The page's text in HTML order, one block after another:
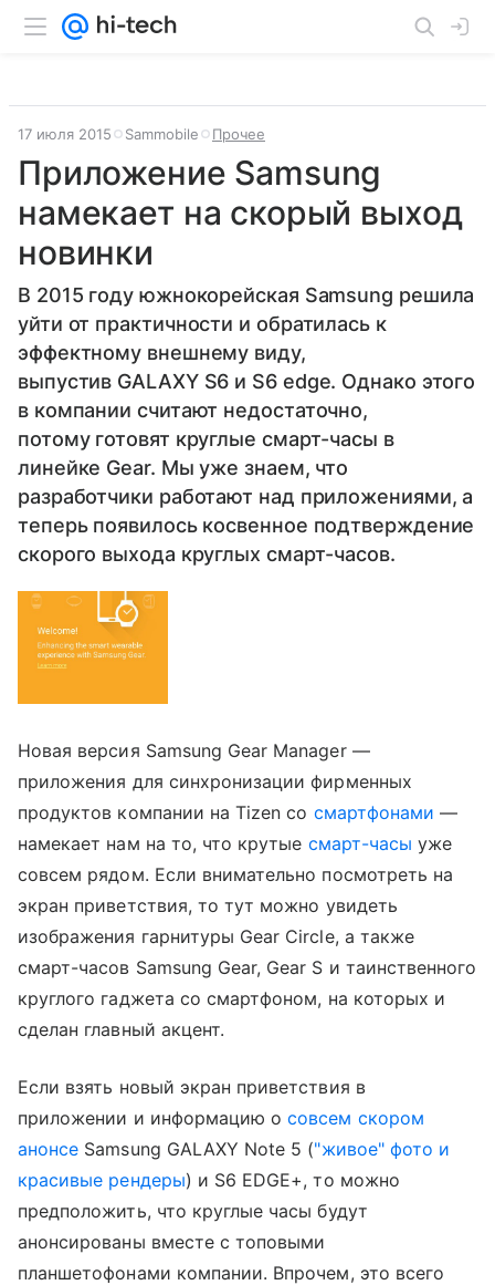
17 июля 2015 Sammobile Прочее
Приложение Samsung
намекает на скорый выход
новинки
В 2015 году южнокорейская Samsung решила
уйти от практичности и обратилась к
эффектному внешнему виду,
выпустив GALAXY S6 и S6 edge. Однако этого
в компании считают недостаточно,
потому готовят круглые смарт-часы в
линейке Gear. Мы уже знаем, что
разработчики работают над приложениями, а
теперь появилось косвенное подтверждение
скорого выхода круглых смарт-часов.
Новая версия Samsung Gear Manager —
приложения для синхронизации фирменных
продуктов компании на Tizen со смартфонами —
намекает нам на то, что крутые смарт-часы уже
совсем рядом. Если внимательно посмотреть на
экран приветствия, то тут можно увидеть
изображения гарнитуры Gear Circle, а также
смарт-часов Samsung Gear, Gear S и таинственного
круглого гаджета со смартфоном, на которых и
сделан главный акцент.
Если взять новый экран приветствия в
приложении и информацию осовсем скором
анонсе Samsung GALAXY Note 5 ("живое" фото и
красивые рендеры) и S6 EDGE+, то можно
предположить, что круглые часы будут
анонсированы вместе с топовыми
планшетофонами компании. Впрочем, это всего